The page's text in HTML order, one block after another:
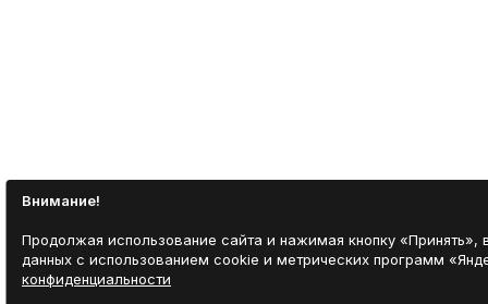
Внимание!
Продолжая использование сайта и нажимая кнопку «Принять»,
данных с использованием cookie и метрических программ
конфиденциальности